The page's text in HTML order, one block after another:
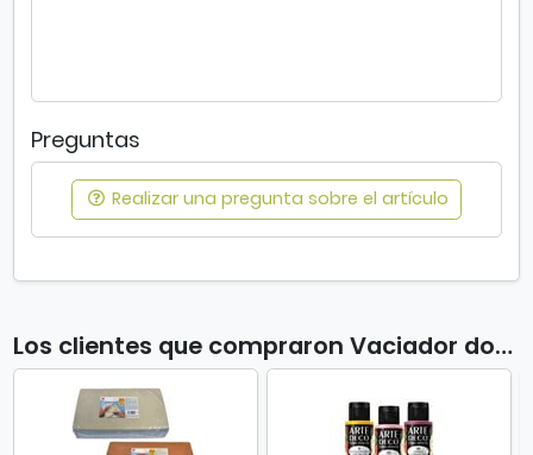
Preguntas
Realizar una pregunta sobre el artículo
Los clientes que compraron Vaciador doble fleje biselado también compraron